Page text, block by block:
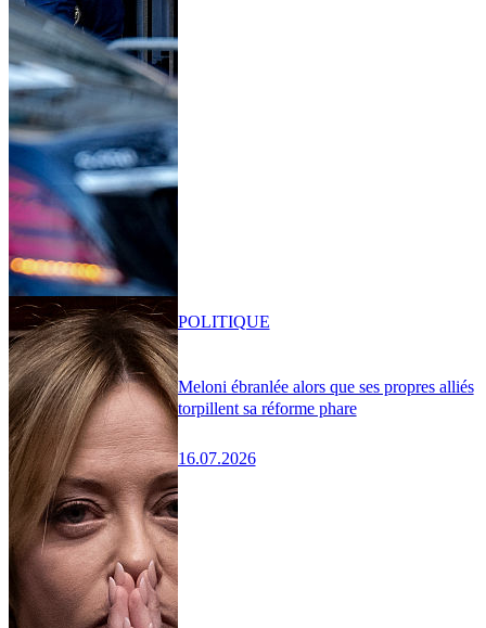
Meloni ébranlée alors que ses propres alliés
torpillent sa réforme phare
16.07.2026
POLITIQUE